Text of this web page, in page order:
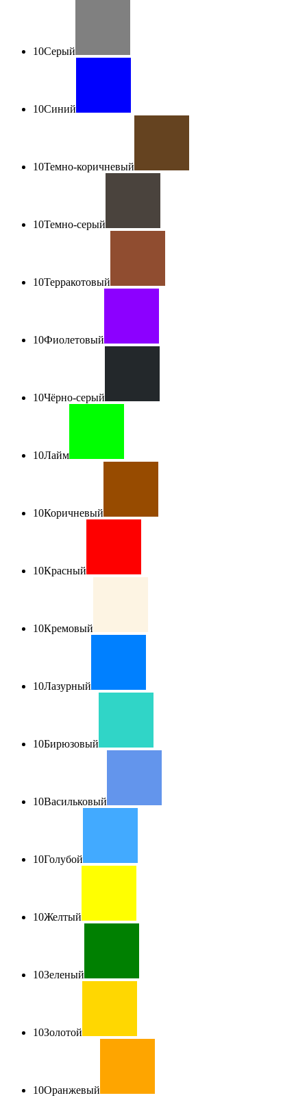
10Серый
10Синий
10Темно-коричневый
10Темно-серый
10Терракотовый
10Фиолетовый
10Чёрно-серый
10Лайм
10Коричневый
10Красный
10Кремовый
10Лазурный
10Бирюзовый
10Васильковый
10Голубой
10Желтый
10Зеленый
10Золотой
10Оранжевый